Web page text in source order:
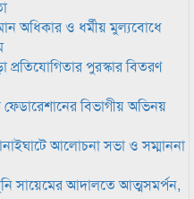
অধিকার ও ধর্মীয় মুল্যবোধে
প্রতিযোগিতার পুরস্কার বিতরণ
বিভাগীয় অভিনয়
আলোচনা সভা ও সম্মাননা
সায়েমের আদালতে আত্মসমর্পন,